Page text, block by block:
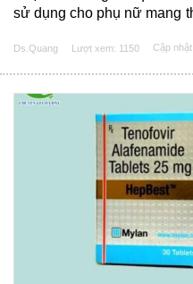
sử dụng cho phụ nữ mang
không? Hãy cùng chúng tôi
Ds.Quang Lượt xem: 1150 Cập